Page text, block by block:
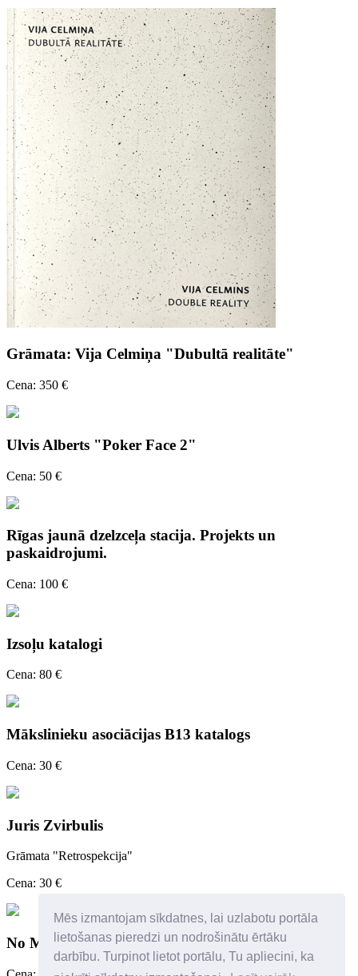
Mēs izmantojam sīkdatnes, lai uzlabotu portāla
lietošanas pieredzi un nodrošinātu ērtāku
darbību. Turpinot lietot portālu, Tu apliecini, ka
Grāmata: Vija Celmiņa "Dubultā realitāte"
Cena: 350 €
Ulvis Alberts "Poker Face 2"
Cena: 50 €
Rīgas jaunā dzelzceļa stacija. Projekts un
paskaidrojumi.
Cena: 100 €
Izsoļu katalogi
Cena: 80 €
Mākslinieku asociācijas B13 katalogs
Cena: 30 €
Juris Zvirbulis
Grāmata "Retrospekcija"
Cena: 30 €
No Mārtiņa Rītiņa grāmatu plaukta